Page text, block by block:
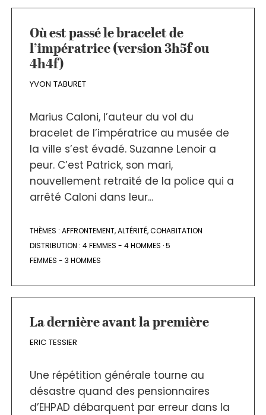
Où est passé le bracelet de
l’impératrice (version 3h5f ou
4h4f)
YVON TABURET
Marius Caloni, l’auteur du vol du
bracelet de l’impératrice au musée de
la ville s’est évadé. Suzanne Lenoir a
peur. C’est Patrick, son mari,
nouvellement retraité de la police qui a
arrêté Caloni dans leur...
THÈMES : AFFRONTEMENT,ALTÉRITÉ,COHABITATION
DISTRIBUTION : 4 FEMMES - 4 HOMMES ·5
FEMMES - 3 HOMMES
La dernière avant la première
ERIC TESSIER
Une répétition générale tourne au
désastre quand des pensionnaires
d’EHPAD débarquent par erreur dans la